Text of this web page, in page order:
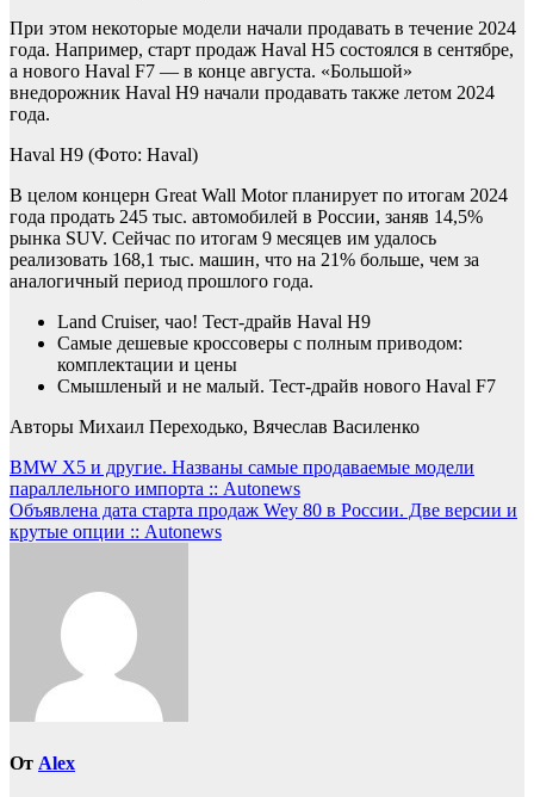
При этом некоторые модели начали продавать в течение 2024
года. Например, старт продаж Haval H5 состоялся в сентябре,
а нового Haval F7 — в конце августа. «Большой»
внедорожник Haval H9 начали продавать также летом 2024
года.
Haval H9 (Фото: Haval)
В целом концерн Great Wall Motor планирует по итогам 2024
года продать 245 тыс. автомобилей в России, заняв 14,5%
рынка SUV. Сейчас по итогам 9 месяцев им удалось
реализовать 168,1 тыс. машин, что на 21% больше, чем за
аналогичный период прошлого года.
Land Cruiser, чао! Тест-драйв Haval H9
Самые дешевые кроссоверы с полным приводом:
комплектации и цены
Смышленый и не малый. Тест-драйв нового Haval F7
Авторы Михаил Переходько, Вячеслав Василенко
Навигация
по
записям
BMW X5 и другие. Названы самые продаваемые модели
параллельного импорта :: Autonews
Объявлена дата старта продаж Wey 80 в России. Две версии и
крутые опции :: Autonews
От Alex